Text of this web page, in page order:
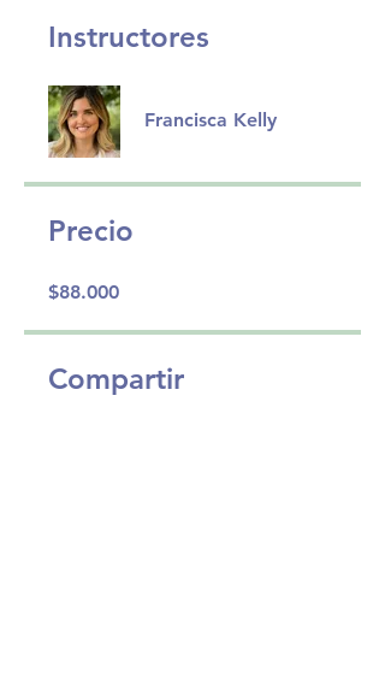
Instructores
Francisca Kelly
Precio
$88.000
Compartir